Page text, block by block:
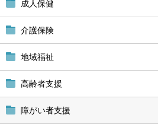
成人保健
介護保険
地域福祉
高齢者支援
障がい者支援